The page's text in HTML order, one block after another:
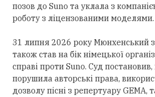
позов до Suno та уклала з
роботу з ліцензованими моделями.
31 липня 2026 року Мюнхенський
також став на бік німецької
справі проти Suno. Суд
порушила авторські права,
дозволу пісні з репертуару GEMA,